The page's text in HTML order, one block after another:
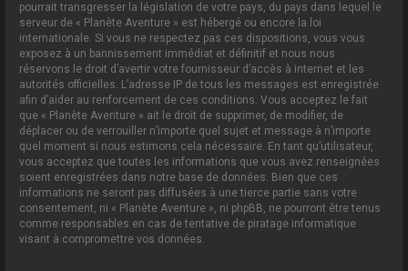
pourrait transgresser la législation de votre pays, du pays dans lequel le
serveur de « Planète Aventure » est hébergé ou encore la loi
internationale. Si vous ne respectez pas ces dispositions, vous vous
exposez à un bannissement immédiat et définitif et nous nous
réservons le droit d’avertir votre fournisseur d’accès à internet et les
autorités officielles. L’adresse IP de tous les messages est enregistrée
afin d’aider au renforcement de ces conditions. Vous acceptez le fait
que « Planète Aventure » ait le droit de supprimer, de modifier, de
déplacer ou de verrouiller n’importe quel sujet et message à n’importe
quel moment si nous estimons cela nécessaire. En tant qu’utilisateur,
vous acceptez que toutes les informations que vous avez renseignées
soient enregistrées dans notre base de données. Bien que ces
informations ne seront pas diffusées à une tierce partie sans votre
consentement, ni « Planète Aventure », ni phpBB, ne pourront être tenus
comme responsables en cas de tentative de piratage informatique
visant à compromettre vos données.